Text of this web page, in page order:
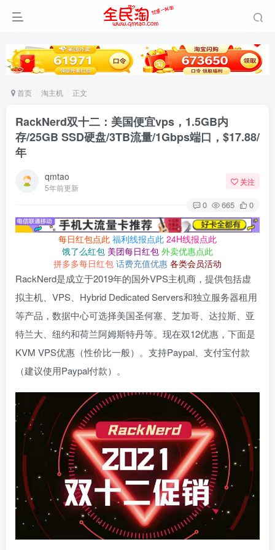
首页 淘主机 正文
RackNerd双十二：美国便宜vps，1.5GB内
存/25GB SSD硬盘/3TB流量/1Gbps端口，$17.88/
年
qmtao
5年前更新
关注
0 665 0
每日红包点此 福利线报点此 24H线报点此
饿了么红包 美团每日红包 外卖优惠点此
拼多多每日红包 话费充值优惠 各类会员活动
RackNerd是成立于2019年的国外VPS主机商，提供包括虚
拟主机、VPS、Hybrid Dedicated Servers和独立服务器租用
等产品，数据中心可选择美国圣何塞、芝加哥、达拉斯、亚
特兰大、纽约和荷兰阿姆斯特丹等。现在双12优惠，下面是
KVM VPS优惠（性价比一般）。支持Paypal、支付宝付款
（建议使用Paypal付款）。